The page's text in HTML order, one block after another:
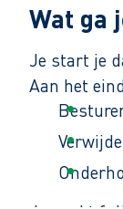
Wat ga
Je start je
Aan het